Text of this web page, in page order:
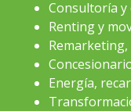
Consultoría
Renting y
Energía,